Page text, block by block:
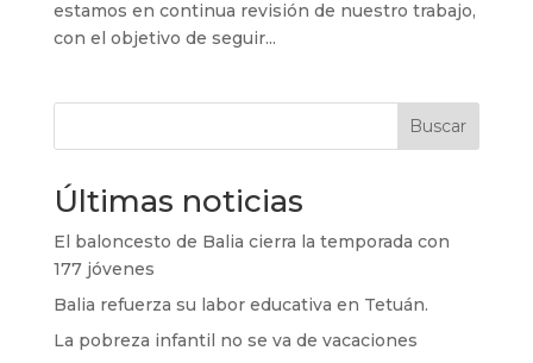
estamos en continua revisión de nuestro trabajo,
con el objetivo de seguir...
Buscar
Últimas noticias
El baloncesto de Balia cierra la temporada con
177 jóvenes
Balia refuerza su labor educativa en Tetuán.
La pobreza infantil no se va de vacaciones